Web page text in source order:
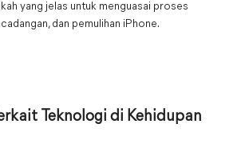
yang jelas untuk menguasai proses
dan pemulihan iPhone.
Teknologi di Kehidupan